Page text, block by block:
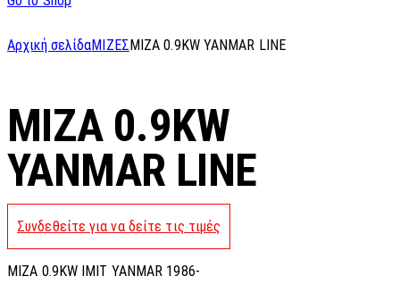
Αρχική σελίδαΜΙΖΕΣ MIZA 0.9KW YANMAR LINE
MIZA 0.9KW
YANMAR LINE
Συνδεθείτε για να δείτε τις τιμές
MIZA 0.9KW IMIT YANMAR 1986-